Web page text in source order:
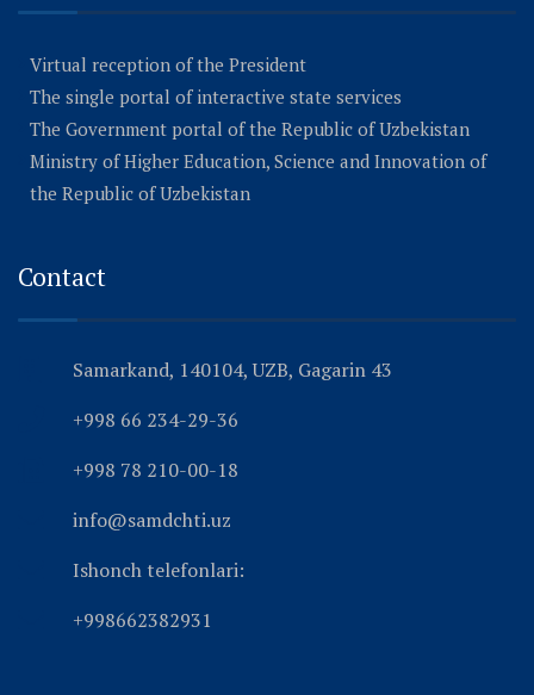
Virtual reception of the President
The single portal of interactive state services
The Government portal of the Republic of Uzbekistan
Ministry of Higher Education, Science and Innovation of
the Republic of Uzbekistan
Contact
Samarkand, 140104, UZB, Gagarin 43
+998 66 234-29-36
+998 78 210-00-18
info@samdchti.uz
Ishonch telefonlari:
+998662382931